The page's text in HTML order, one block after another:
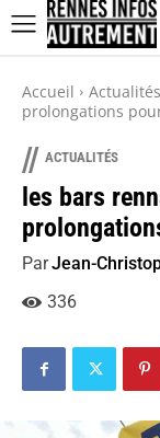
Accueil Actualités
prolongations
// ACTUALITÉS
les bars
ParJean-
336